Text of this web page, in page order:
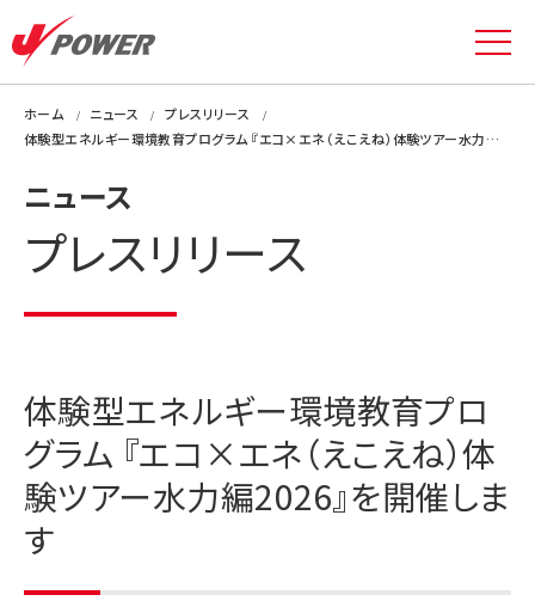
ホーム ニュース
プレスリリース
体験型エネルギー環境教育プログラム 『エコ×エネ（えこえね）体験ツアー水力編2026』を開催します
ニュース
プレスリリース
体験型エネルギー環境教育プロ
グラム 『エコ×エネ（えこえね）体
験ツアー水力編2026』を開催しま
す